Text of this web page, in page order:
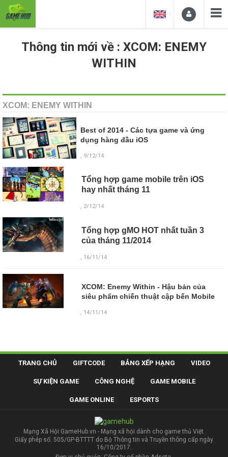
Thông tin mới về : XCOM: ENEMY
WITHIN
XCOM: ENEMY WITHIN
Best of 2014 - Các tựa game và ứng
dụng hàng đầu iOS
, 9/12/14
Tổng hợp game mobile trên iOS
hay nhất tháng 11
, 2/12/14
Tổng hợp gMO HOT nhất tuần 3
của tháng 11/2014
, 16/11/14
XCOM: Enemy Within - Hậu bản của
siêu phẩm chiến thuật cập bến Mobile
, 14/11/14
TRANG CHỦ GIFTCODE BẢNG XẾP HẠNG VIDEO
SỰ KIỆN GAME CÔNG NGHỆ GAME MOBILE
GAME ONLINE ESPORTS
Mạng Xã Hội GameHub.vn - Mạng xã hội dành cho game thủ Việt.
Giấy phép số: 505/GP-BTTTT do Bộ Thông tin và Truyền thông cấp ngày
16/10/2017.